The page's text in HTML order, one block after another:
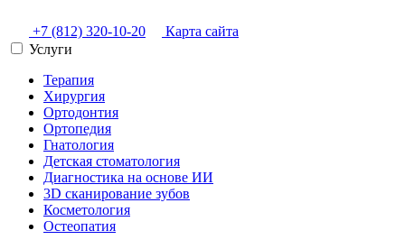
+7 (812) 320-10-20
Карта сайта
Услуги
Терапия
Хирургия
Ортодонтия
Ортопедия
Гнатология
Детская стоматология
Диагностика на основе ИИ
3D сканирование зубов
Косметология
Остеопатия